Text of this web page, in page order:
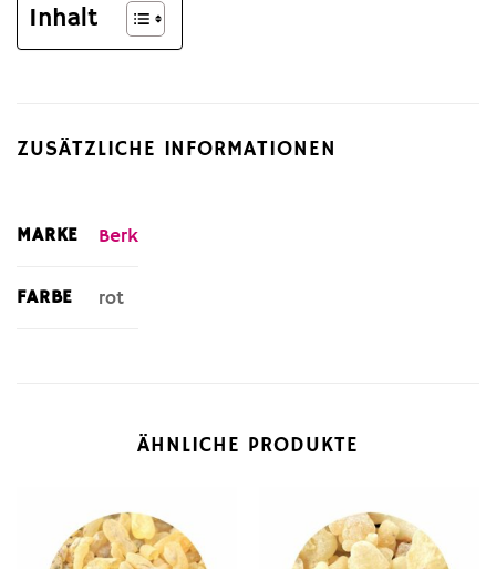
Inhalt
ZUSÄTZLICHE INFORMATIONEN
MARKE Berk
FARBE rot
ÄHNLICHE PRODUKTE